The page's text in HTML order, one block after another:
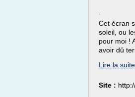
Cet écran
soleil, ou
pour moi !
avoir dû
Lire la suite
Site :